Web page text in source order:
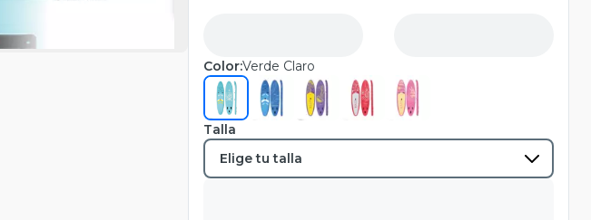
Color:Verde Claro
Talla